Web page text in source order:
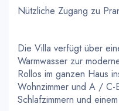
Nützliche Zugang zu
Die Villa verfügt über
Warmwasser zur
Rollos im ganzen Haus
Wohnzimmer und A / C-
Schlafzimmern und